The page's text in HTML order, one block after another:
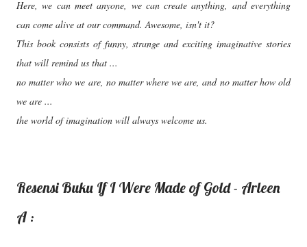
Here, we can meet anyone, we can create anything, and everything
can come alive at our command. Awesome, isn't it?
This book consists of funny, strange and exciting imaginative stories
that will remind us that ...
no matter who we are, no matter where we are, and no matter how old
we are ...
the world of imagination will always welcome us.
Resensi Buku If I Were Made of Gold - Arleen
A :